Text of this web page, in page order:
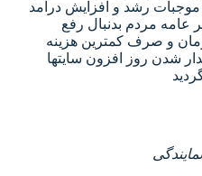
رشد و افزایش درآمد
عامه مردم بدنبال رفع
زمان و صرف کمترین هزینه
شدن روز افزون سایتها